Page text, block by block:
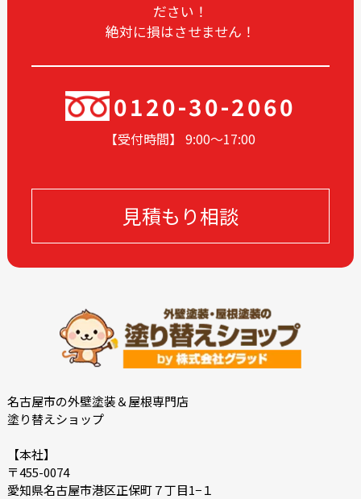
2024-05
2024-04
2024-03
2024-02
2023-12
2023-11
2023-09
2023-06
2023-05
2023-03
2023-02
2023-01
2022-12
2022-11
2022-08
2022-07
2022-06
2022-05
2022-04
2022-03
2022-02
2021-12
2021-04
ださい！
絶対に損はさせません！
0120-30-2060
【受付時間】 9:00〜17:00
見積もり相談
名古屋市の外壁塗装＆屋根専門店
塗り替えショップ
【本社】
〒455-0074
愛知県名古屋市港区正保町７丁目1−１